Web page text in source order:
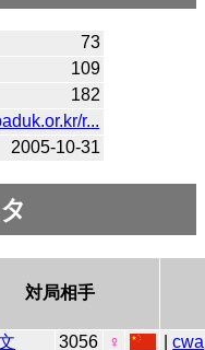
73
109
182
r...
2005-10-31
対局相手
3056 ♀ |cwa